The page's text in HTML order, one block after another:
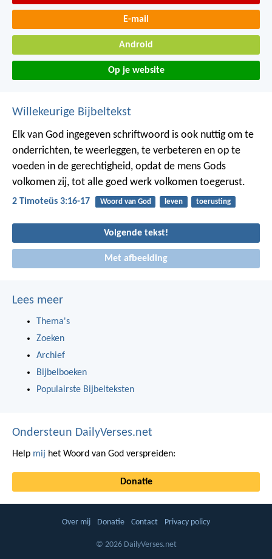
E-mail
Android
Op je website
Willekeurige Bijbeltekst
Elk van God ingegeven schriftwoord is ook nuttig om te
onderrichten, te weerleggen, te verbeteren en op te
voeden in de gerechtigheid, opdat de mens Gods
volkomen zij, tot alle goed werk volkomen toegerust.
2 Timoteüs 3:16-17 Woord van God leven toerusting
Volgende tekst!
Met afbeelding
Lees meer
Thema's
Zoeken
Archief
Bijbelboeken
Populairste Bijbelteksten
Ondersteun DailyVerses.net
Help mij het Woord van God verspreiden:
Donatie
Over mij Donatie Contact Privacy policy
© 2026 DailyVerses.net